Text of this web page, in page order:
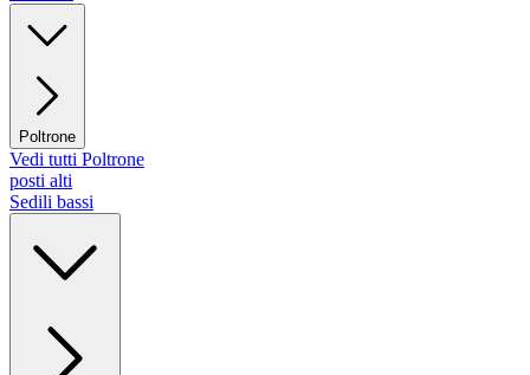
Poltrone
Vedi tutti Poltrone
posti alti
Sedili bassi